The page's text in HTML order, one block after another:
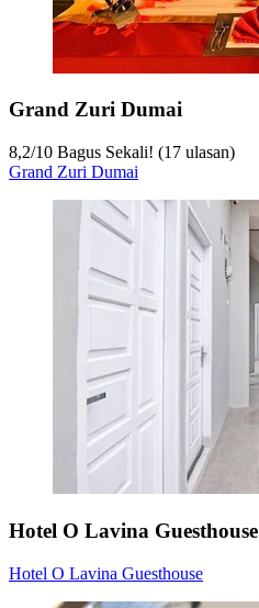
Grand Zuri Dumai
8,2/10 Bagus Sekali! (17 ulasan)
Grand Zuri Dumai
Hotel O Lavina Guesthouse
Hotel O Lavina Guesthouse